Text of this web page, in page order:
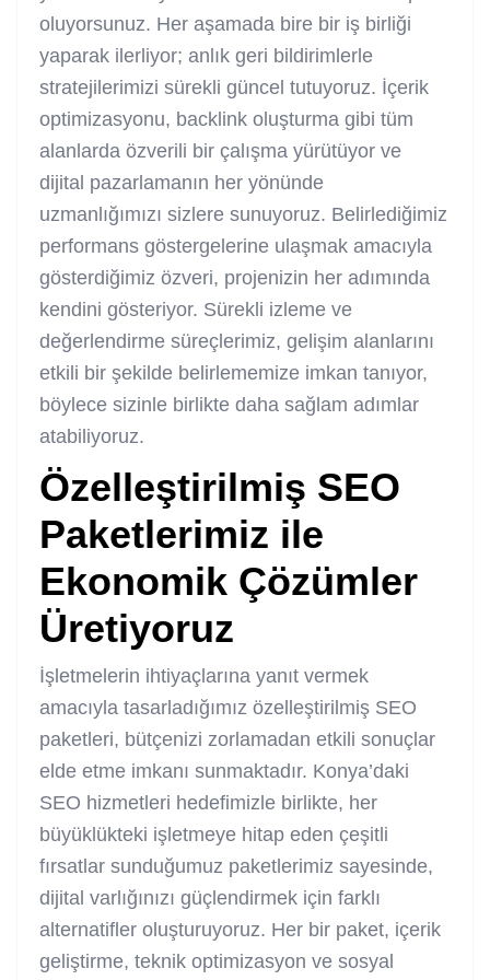
oluyorsunuz. Her aşamada bire bir iş birliği
yaparak ilerliyor; anlık geri bildirimlerle
stratejilerimizi sürekli güncel tutuyoruz. İçerik
optimizasyonu, backlink oluşturma gibi tüm
alanlarda özverili bir çalışma yürütüyor ve
dijital pazarlamanın her yönünde
uzmanlığımızı sizlere sunuyoruz. Belirlediğimiz
performans göstergelerine ulaşmak amacıyla
gösterdiğimiz özveri, projenizin her adımında
kendini gösteriyor. Sürekli izleme ve
değerlendirme süreçlerimiz, gelişim alanlarını
etkili bir şekilde belirlememize imkan tanıyor,
böylece sizinle birlikte daha sağlam adımlar
atabiliyoruz.
Özelleştirilmiş SEO
Paketlerimiz ile
Ekonomik Çözümler
Üretiyoruz
İşletmelerin ihtiyaçlarına yanıt vermek
amacıyla tasarladığımız özelleştirilmiş SEO
paketleri, bütçenizi zorlamadan etkili sonuçlar
elde etme imkanı sunmaktadır. Konya’daki
SEO hizmetleri hedefimizle birlikte, her
büyüklükteki işletmeye hitap eden çeşitli
fırsatlar sunduğumuz paketlerimiz sayesinde,
dijital varlığınızı güçlendirmek için farklı
alternatifler oluşturuyoruz. Her bir paket, içerik
geliştirme, teknik optimizasyon ve sosyal